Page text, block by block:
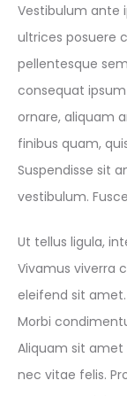
Vestibulum ante
ultrices posuere
pellentesque
consequat
ornare, aliquam
finibus quam,
Suspendisse sit
vestibulum.
Ut tellus ligula,
Vivamus viverra
eleifend sit
Morbi
Aliquam sit amet
nec vitae felis.